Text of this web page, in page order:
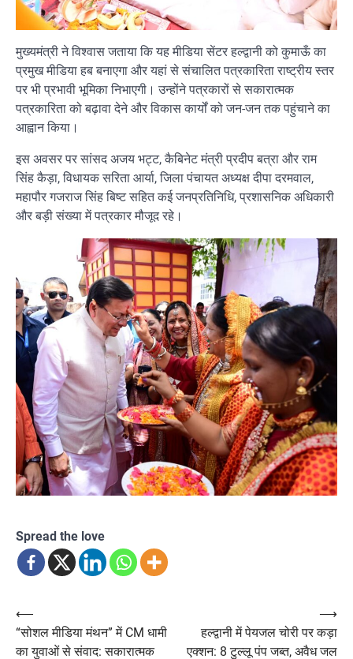
मुख्यमंत्री ने विश्वास जताया कि यह मीडिया सेंटर हल्द्वानी को कुमाऊँ का
प्रमुख मीडिया हब बनाएगा और यहां से संचालित पत्रकारिता राष्ट्रीय स्तर
पर भी प्रभावी भूमिका निभाएगी। उन्होंने पत्रकारों से सकारात्मक
पत्रकारिता को बढ़ावा देने और विकास कार्यों को जन-जन तक पहुंचाने का
आह्वान किया।
इस अवसर पर सांसद अजय भट्ट, कैबिनेट मंत्री प्रदीप बत्रा और राम
सिंह कैड़ा, विधायक सरिता आर्या, जिला पंचायत अध्यक्ष दीपा दरमवाल,
महापौर गजराज सिंह बिष्ट सहित कई जनप्रतिनिधि, प्रशासनिक अधिकारी
और बड़ी संख्या में पत्रकार मौजूद रहे।
Spread the love
Post
navigation
⟵
“सोशल मीडिया मंथन” में CM धामी
का युवाओं से संवाद: सकारात्मक
हल्द्वानी में पेयजल चोरी पर कड़ा
एक्शन: 8 टुल्लू पंप जब्त, अवैध जल
⟶